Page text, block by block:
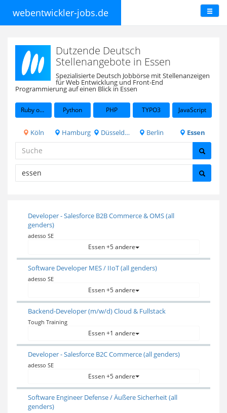
webentwickler-jobs.de
Dutzende Deutsch
Stellenangebote in Essen
Spezialisierte Deutsch Jobbörse mit Stellenanzeigen
für Web Entwicklung und Front-End
Programmierung auf einen Blick in Essen
Ruby on Rails Python PHP TYPO3 JavaScript
Köln Hamburg Düsseldorf Berlin Essen
Developer - Salesforce B2B Commerce & OMS (all
genders)
adesso SE
Essen +5 andere
Software Developer MES / IIoT (all genders)
adesso SE
Essen +5 andere
Backend-Developer (m/w/d) Cloud & Fullstack
Tough Training
Essen +1 andere
Developer - Salesforce B2C Commerce (all genders)
adesso SE
Essen +5 andere
Software Engineer Defense / Äußere Sicherheit (all
genders)